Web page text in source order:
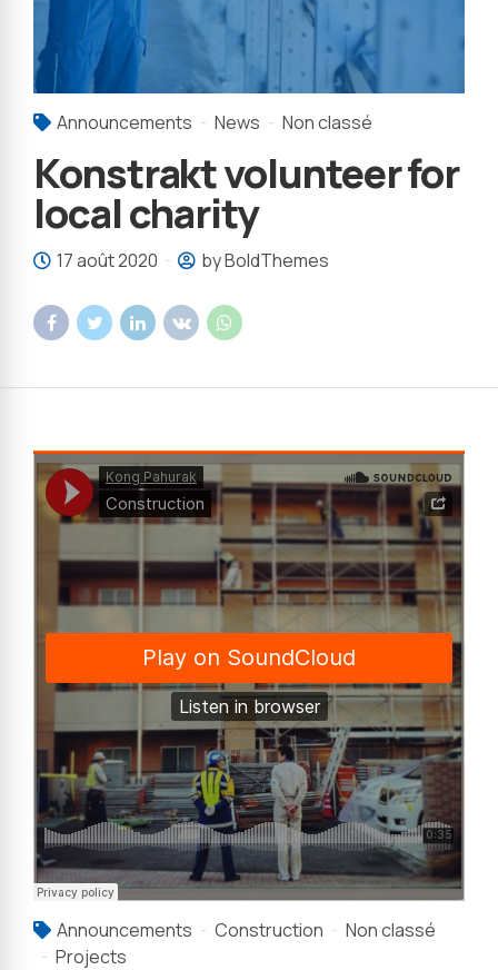
Announcements News Non classé
Konstrakt volunteer for
local charity
17 août 2020 by BoldThemes
Announcements Construction
Non classé
Projects